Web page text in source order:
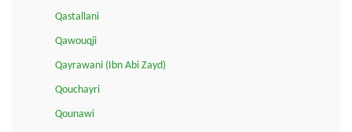
Qastallani
Qawouqji
Qayrawani (Ibn Abi Zayd)
Qouchayri
Qounawi